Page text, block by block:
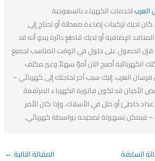
لخدمات الكهرباء بالسعودية
تركيبات إضاءة معطلة أو تحتاج إلى
الإضافية أو لديك قاطع دائرة يبدو أنه قد
الحصول على حلول في الوقت المناسب لجميع
أصبح الآن أمرًا سهلاً وغير مكلف
العرب. إليك سبب آخر لحاجتك إلى كهربائي –
قد تكون فاتورة الكهرباء المرتفعة
خاطئ أو خلل في الأسلاك. وإذا كان الأمر
بسهولة تصحيحه بواسطة كهربائي.
المقالة التالية←